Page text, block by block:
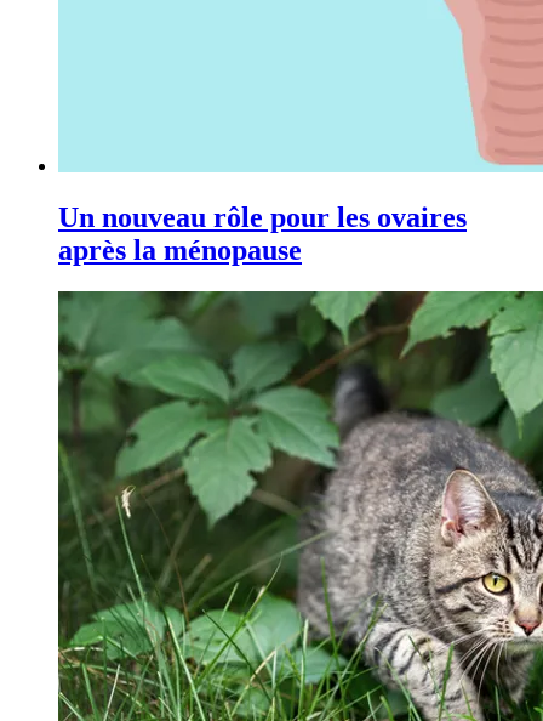
Un nouveau rôle pour les ovaires
après la ménopause